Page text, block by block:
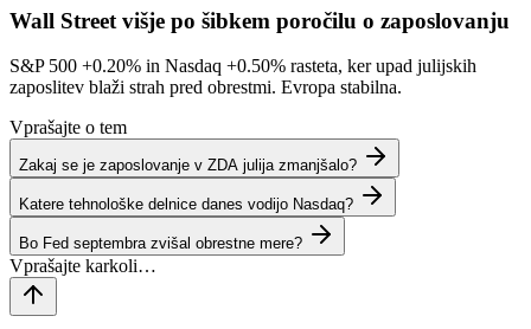
Wall Street višje po šibkem poročilu o zaposlovanju
S&P 500 +0.20% in Nasdaq +0.50% rasteta, ker upad julijskih
zaposlitev blaži strah pred obrestmi. Evropa stabilna.
Vprašajte o tem
Zakaj se je zaposlovanje v ZDA julija zmanjšalo?
Katere tehnološke delnice danes vodijo Nasdaq?
Bo Fed septembra zvišal obrestne mere?